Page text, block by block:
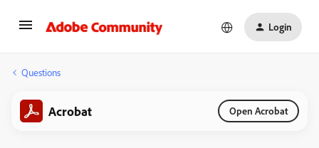
Login
Questions
Acrobat Open Acrobat